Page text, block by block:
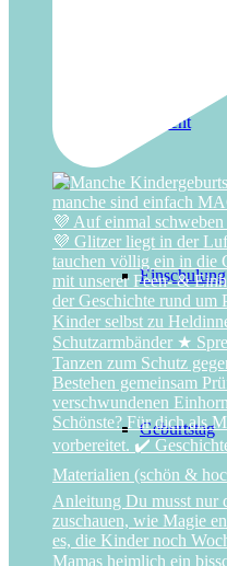
Advent
Einschulung
Geburtstag